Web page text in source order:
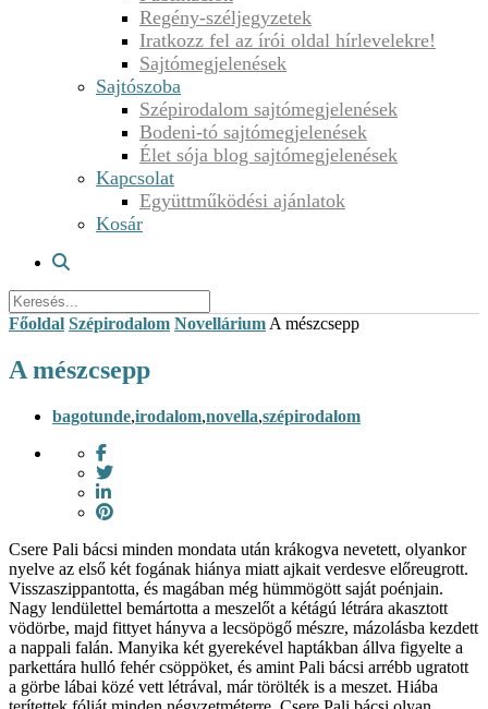
Regény-széljegyzetek
Iratkozz fel az írói oldal hírlevelekre!
Sajtómegjelenések
Sajtószoba
Szépirodalom sajtómegjelenések
Bodeni-tó sajtómegjelenések
Élet sója blog sajtómegjelenések
Kapcsolat
Együttműködési ajánlatok
Kosár
Főoldal Szépirodalom Novellárium A mészcsepp
A mészcsepp
bagotunde,irodalom,novella,szépirodalom
Csere Pali bácsi minden mondata után krákogva nevetett, olyankor
nyelve az első két fogának hiánya miatt ajkait verdesve előreugrott.
Visszaszippantotta, és magában még hümmögött saját poénjain.
Nagy lendülettel bemártotta a meszelőt a kétágú létrára akasztott
vödörbe, majd fittyet hányva a lecsöpögő mészre, mázolásba kezdett
a nappali falán. Manyika két gyerekével haptákban állva figyelte a
parkettára hulló fehér csöppöket, és amint Pali bácsi arrébb ugratott
a görbe lábai közé vett létrával, már törölték is a meszet. Hiába